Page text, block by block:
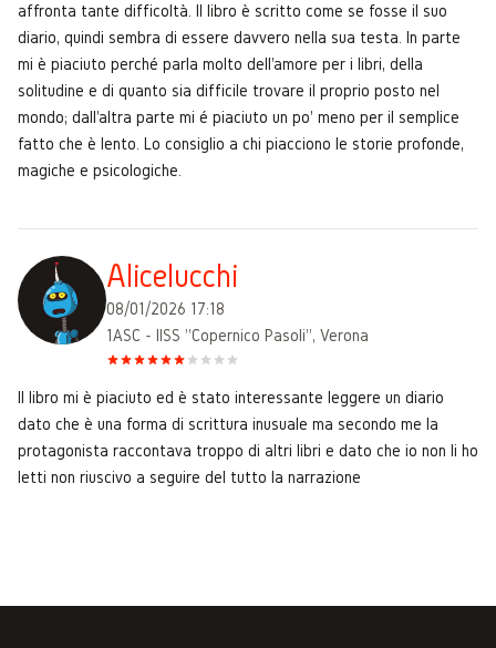
affronta tante difficoltà. Il libro è scritto come se fosse il suo
diario, quindi sembra di essere davvero nella sua testa. In parte
mi è piaciuto perché parla molto dell'amore per i libri, della
solitudine e di quanto sia difficile trovare il proprio posto nel
mondo; dall'altra parte mi é piaciuto un po' meno per il semplice
fatto che è lento. Lo consiglio a chi piacciono le storie profonde,
magiche e psicologiche.
Alicelucchi
08/01/2026 17:18
1ASC - IISS "Copernico Pasoli", Verona
Il libro mi è piaciuto ed è stato interessante leggere un diario
dato che è una forma di scrittura inusuale ma secondo me la
protagonista raccontava troppo di altri libri e dato che io non li ho
letti non riuscivo a seguire del tutto la narrazione